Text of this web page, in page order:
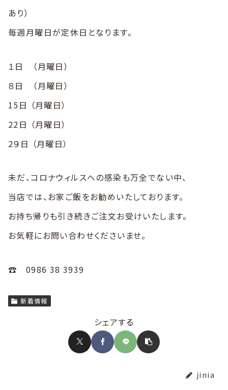
あり）
毎週月曜日が定休日となります。
１日 （月曜日）
８日 （月曜日）
15日 （月曜日）
22日 （月曜日）
2９日 （月曜日）
未だ、コロナウィルスへの感染も万全でない中、
当店では、お家ご飯をお勧めいたしております。
お持ち帰りも引き続きご注文お受けいたします。
お気軽にお問い合わせくださいませ。
☎️ 0986 38 3939
新着情報
シェアする
jinia